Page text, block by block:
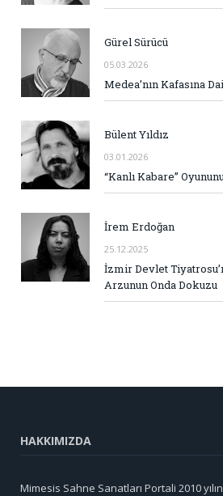
Gürel Sürücü
05.03.2026
Medea’nın Kafasına
Bülent Yıldız
03.01.2026
“Kanlı Kabare”
İrem Erdoğan
25.12.2025
İzmir Devlet
Arzunun Onda Dokuzu
HAKKIMIZDA
Mimesis Sahne Sanatları Portali 2010